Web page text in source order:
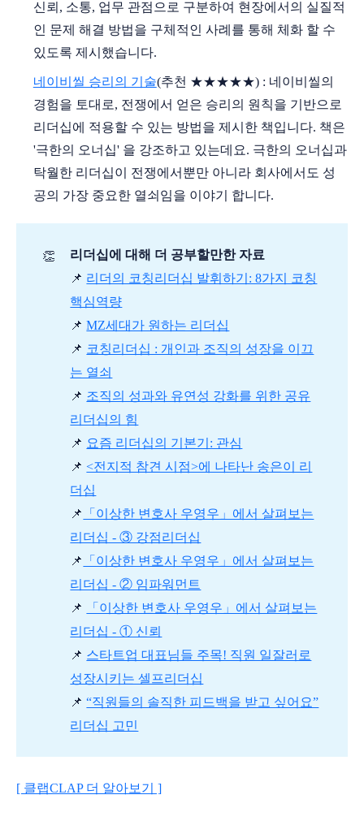
신뢰, 소통, 업무 관점으로 구분하여 현장에서의 실질적
인 문제 해결 방법을 구체적인 사례를 통해 체화 할 수
있도록 제시했습니다.
네이비씰 승리의 기술(추천 ★★★★★) : 네이비씰의
경험을 토대로, 전쟁에서 얻은 승리의 원칙을 기반으로
리더십에 적용할 수 있는 방법을 제시한 책입니다. 책은
'극한의 오너십' 을 강조하고 있는데요. 극한의 오너십과
탁월한 리더십이 전쟁에서뿐만 아니라 회사에서도 성
공의 가장 중요한 열쇠임을 이야기 합니다.
👏
리더십에 대해 더 공부할만한 자료
📌 리더의 코칭리더십 발휘하기: 8가지 코칭
핵심역량
📌 MZ세대가 원하는 리더십
📌 코칭리더십 : 개인과 조직의 성장을 이끄
는 열쇠
📌 조직의 성과와 유연성 강화를 위한 공유
리더십의 힘
📌 요즘 리더십의 기본기: 관심
📌 <전지적 참견 시점>에 나타난 송은이 리
더십
📌
「이상한 변호사 우영우」에서 살펴보는
리더십 - ③ 강점리더십
📌
「이상한 변호사 우영우」에서 살펴보는
리더십 - ② 임파워먼트
📌
「이상한 변호사 우영우」에서 살펴보는
리더십 - ① 신뢰
📌 스타트업 대표님들 주목! 직원 일잘러로
성장시키는 셀프리더십
📌 “직원들의 솔직한 피드백을 받고 싶어요”
리더십 고민
[ 클랩CLAP 더 알아보기 ]